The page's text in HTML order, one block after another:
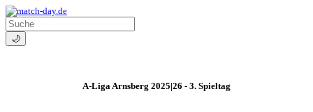
🌙
A-Liga Arnsberg 2025|26 - 3. Spieltag